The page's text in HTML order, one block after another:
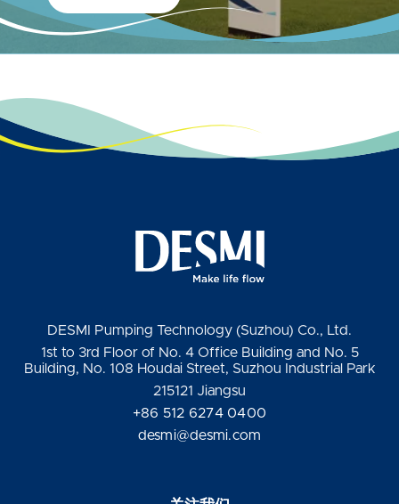
DESMI Pumping Technology (Suzhou) Co., Ltd.
1st to 3rd Floor of No. 4 Office Building and No. 5
Building, No. 108 Houdai Street, Suzhou Industrial Park
215121 Jiangsu
+86 512 6274 0400
desmi@desmi.com